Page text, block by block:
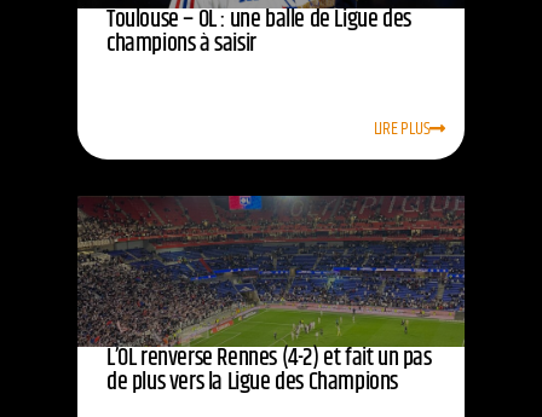
Toulouse – OL : une balle de Ligue des
champions à saisir
LIRE PLUS
L’OL renverse Rennes (4-2) et fait un pas
de plus vers la Ligue des Champions